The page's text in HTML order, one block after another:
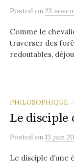
Posted on 23
Comme le
traverser des
redoutables,
PHILOSOPHIQUE /
Le disciple
Posted on 13 juin
Le disciple d’une